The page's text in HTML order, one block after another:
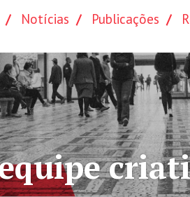
Notícias Publicações
e